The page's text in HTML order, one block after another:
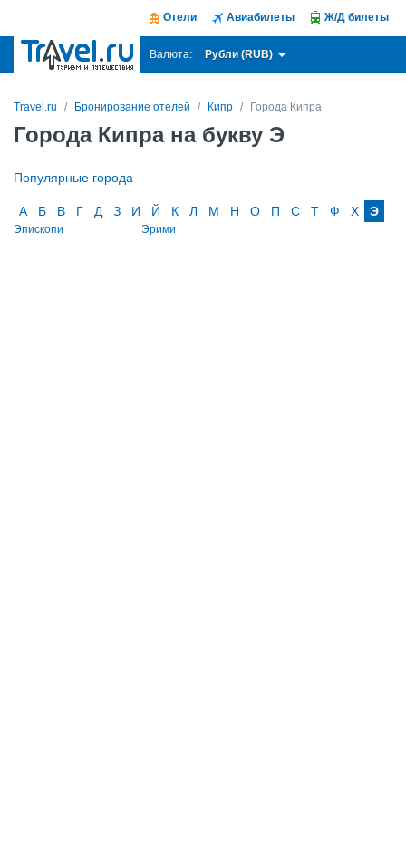
Отели Авиабилеты Ж/Д билеты
Валюта: Рубли (RUB)
Travel.ru Бронирование отелей Кипр Города Кипра
Города Кипра на букву Э
Популярные города
А Б В Г Д З И Й К Л М Н О П С Т Ф Х Э
Эпископи Эрими